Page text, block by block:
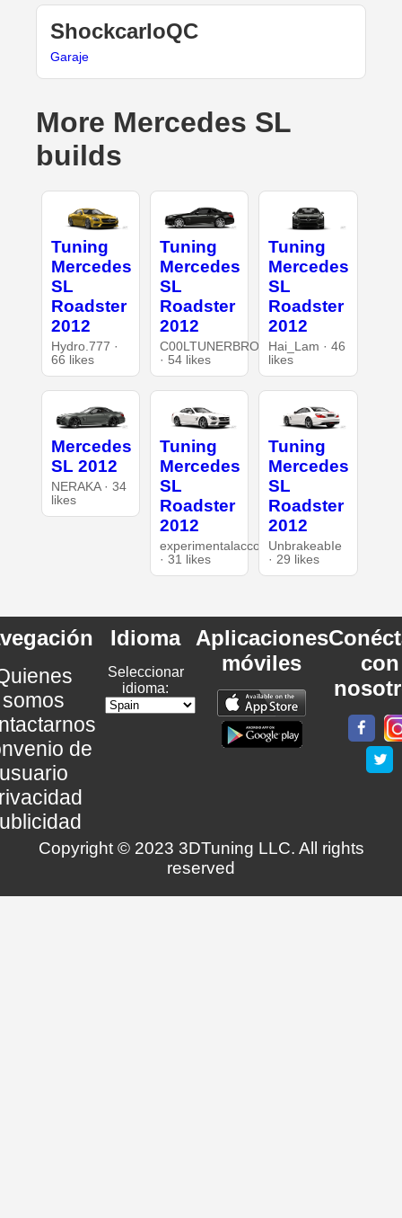
ShockcarloQC
Garaje
More Mercedes SL
builds
Tuning
Mercedes
SL
Roadster
2012
Hydro.777 ·
66 likes
Tuning
Mercedes
SL
Roadster
2012
C00LTUNERBRO
· 54 likes
Tuning
Mercedes
SL
Roadster
2012
Hai_Lam · 46
likes
Mercedes
SL 2012
NERAKA · 34
likes
Tuning
Mercedes
SL
Roadster
2012
experimentalaccount
· 31 likes
Tuning
Mercedes
SL
Roadster
2012
UnbrakeabIe
· 29 likes
somos
de
Idioma
Seleccionar
idioma:
Aplicaciones
móviles
con
Copyright © 2023 3DTuning LLC. All rights
reserved